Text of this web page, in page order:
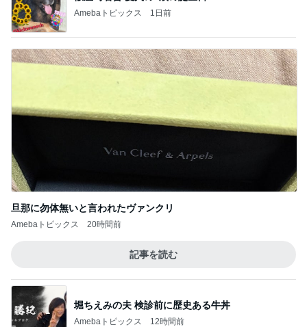
堀ちえみの夫 検診前に歴史ある牛丼
Amebaトピックス 12時間前
ジャンル人気記事ランキング
子育て(ベビー)
1
【36w5d】 子育て方針が違いすぎた友達
意識低い系の私。できるだけ楽に育児した
い！
毒親貧乏からハイスペ婚！年の差毒舌夫と妊活中